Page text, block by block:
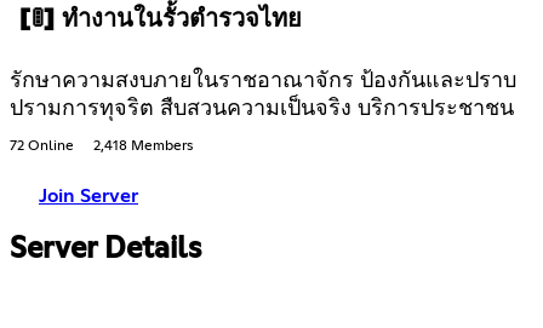
[🚦] ทำงานในรั้วตำรวจไทย
รักษาความสงบภายในราชอาณาจักร ป้องกันและปราบ
ปรามการทุจริต สืบสวนความเป็นจริง บริการประชาชน
72 Online 2,418 Members
Join Server
Server Details